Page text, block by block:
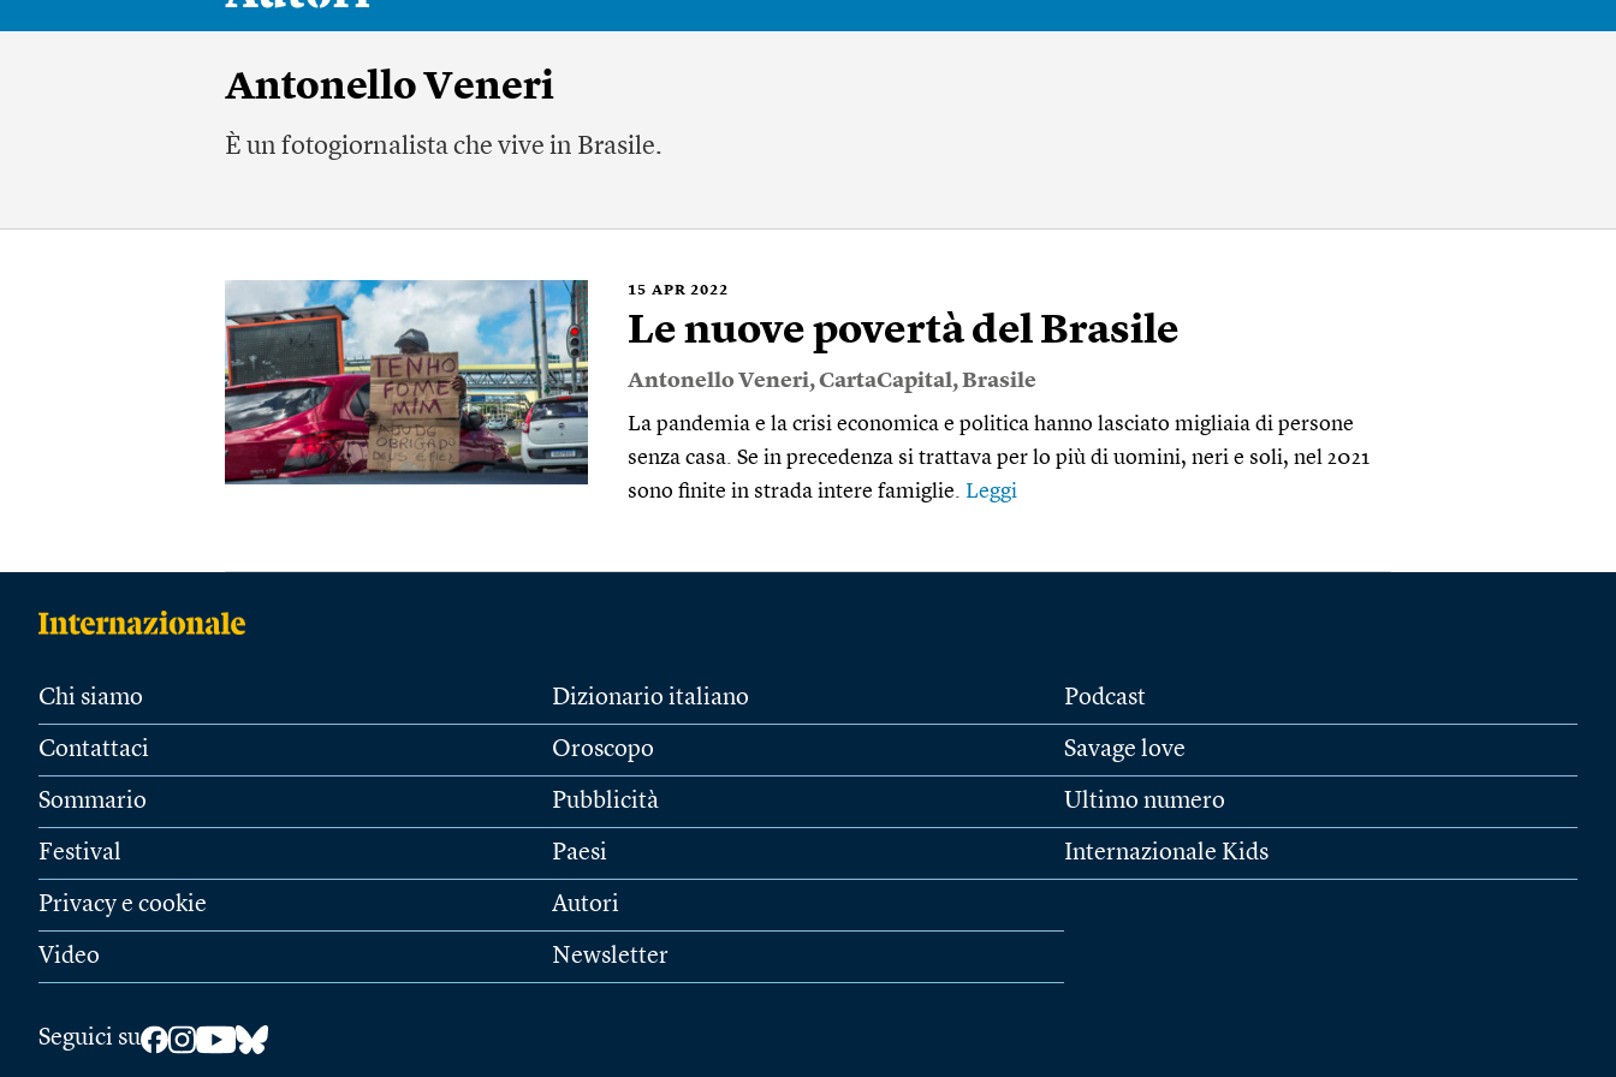
Antonello Veneri
È un fotogiornalista che vive in Brasile.
15 APR 2022
Le nuove povertà del Brasile
Antonello Veneri,CartaCapital,Brasile
La pandemia e la crisi economica e politica hanno lasciato migliaia di persone
senza casa. Se in precedenza si trattava per lo più di uomini, neri e soli, nel 2021
sono finite in strada intere famiglie. Leggi
Chi siamo
Contattaci
Sommario
Festival
Privacy e cookie
Video
Dizionario italiano
Oroscopo
Pubblicità
Paesi
Autori
Newsletter
Podcast
Savage love
Ultimo numero
Internazionale Kids
Seguici su